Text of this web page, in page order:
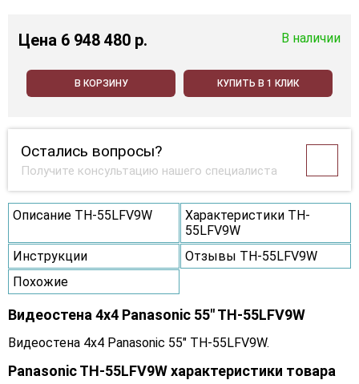
Цена 6 948 480 p. В наличии
В КОРЗИНУ КУПИТЬ В 1 КЛИК
Остались вопросы?
Получите консультацию нашего специалиста
Описание TH-55LFV9W
Характеристики TH-
55LFV9W
Инструкции
Отзывы TH-55LFV9W
Похожие
Видеостена 4x4 Panasonic 55" TH-55LFV9W
Видеостена 4x4 Panasonic 55" TH-55LFV9W.
Panasonic TH-55LFV9W характеристики товара